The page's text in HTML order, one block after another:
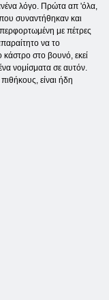
λόγο. Πρώτα απ 'όλα,
συναντήθηκαν και
με πέτρες
να το
κάστρο στο βουνό, εκεί
νομίσματα σε αυτόν.
είναι ήδη